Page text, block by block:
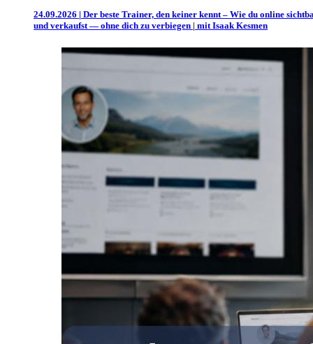
24.09.2026 | Der beste Trainer, den keiner kennt – Wie du online
und verkaufst — ohne dich zu verbiegen | mit Isaak Kesmen